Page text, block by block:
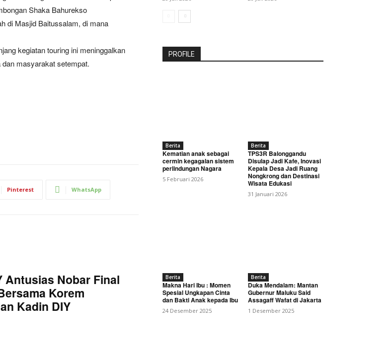
Shaka Bahurekso
di Masjid Baitussalam, di mana
kegiatan touring ini meninggalkan
masyarakat setempat.
Pinterest WhatsApp
Antusias Nobar Final
Korem
Kadin DIY
PROFILE
Berita
Kematian anak sebagai
cermin kegagalan sistem
perlindungan Nagara
5 Februari 2026
Berita
TPS3R Balonggandu
Disulap Jadi Kafe, Inovasi
Kepala Desa Jadi Ruang
Nongkrong dan Destinasi
Wisata Edukasi
31 Januari 2026
Berita
Makna Hari Ibu : Momen
Spesial Ungkapan Cinta
dan Bakti Anak kepada Ibu
24 Desember 2025
Berita
Duka Mendalam: Mantan
Gubernur Maluku Said
Assagaff Wafat di Jakarta
1 Desember 2025